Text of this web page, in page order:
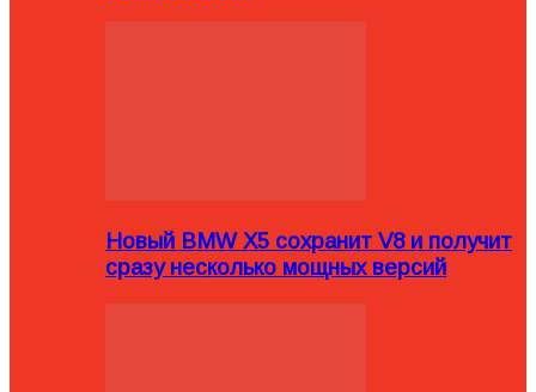
Новый BMW X5 сохранит V8 и получит
сразу несколько мощных версий